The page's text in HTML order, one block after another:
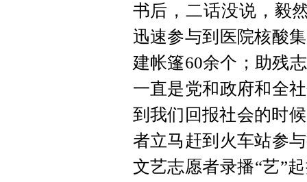
书后，二话没说，毅
迅速参与到医院核酸
建帐篷60余个；助残
一直是党和政府和全
到我们回报社会的时
者立马赶到火车站参
文艺志愿者录播“艺”